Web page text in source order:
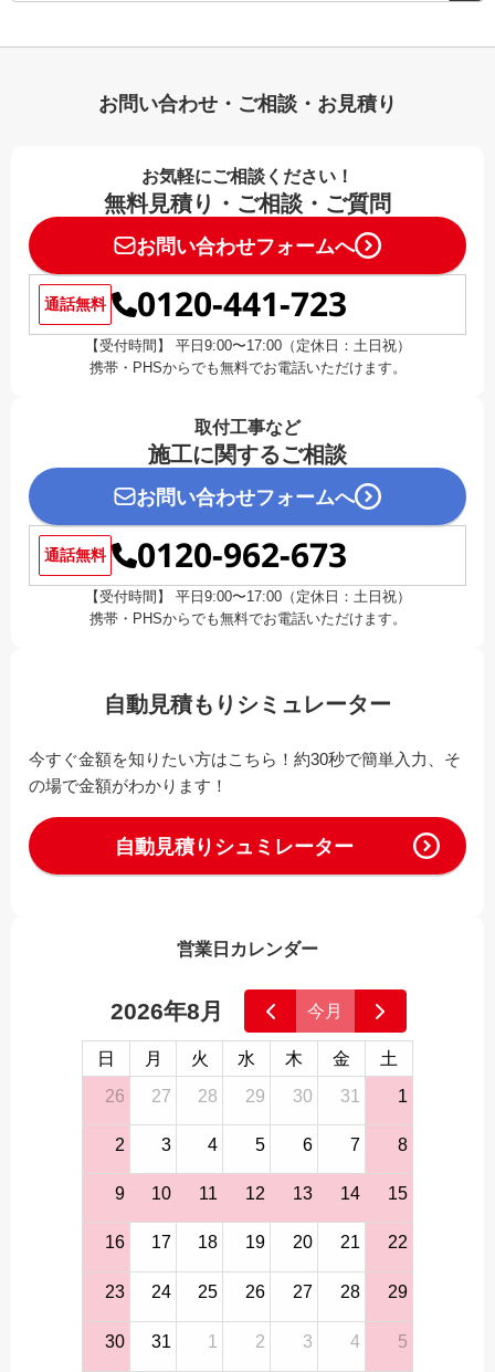
お問い合わせ・ご相談・お見積り
お気軽にご相談ください！
無料見積り・ご相談・ご質問
お問い合わせフォームへ
通話無料 0120-441-723
【受付時間】 平日9:00〜17:00（定休日：土日祝）
携帯・PHSからでも無料でお電話いただけます。
取付工事など
施工に関するご相談
お問い合わせフォームへ
通話無料 0120-962-673
【受付時間】 平日9:00〜17:00（定休日：土日祝）
携帯・PHSからでも無料でお電話いただけます。
自動見積もりシミュレーター
今すぐ金額を知りたい方はこちら！約30秒で簡単入力、そ
の場で金額がわかります！
自動見積りシュミレーター
営業日カレンダー
2026年8月 今月
日 月 火 水 木 金
土
26
27 28 29 30 31 1
2 3 4 5 6 7 8
9 10 11 12 13 14 15
16 17 18 19 20 21 22
23 24 25 26 27 28 29
30 31 1 2 3 4 5